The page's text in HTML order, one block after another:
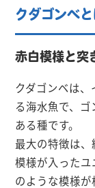
クダゴンベ
赤白模様と突
クダゴンベは
る海水魚で、
ある種です。
最大の特徴は
模様が入ったユ
のような模様